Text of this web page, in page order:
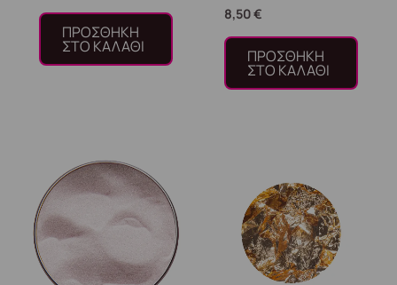
ΠΡΟΣΘΉΚΗ
ΣΤΟ ΚΑΛΆΘΙ
8,50€
ΠΡΟΣΘΉΚΗ
ΣΤΟ ΚΑΛΆΘΙ